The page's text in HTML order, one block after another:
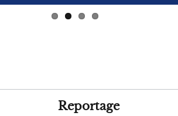
Reportage